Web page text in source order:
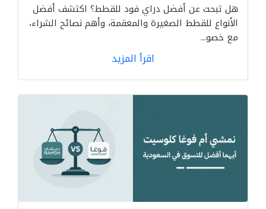
هل تبحث عن أفضل دراي فود للقطط؟ اكتشف أفضل
الأنواع للقطط الصغيرة والمعقمة، وأهم نصائح الشراء،
مع خصو...
اقرأ المزيد